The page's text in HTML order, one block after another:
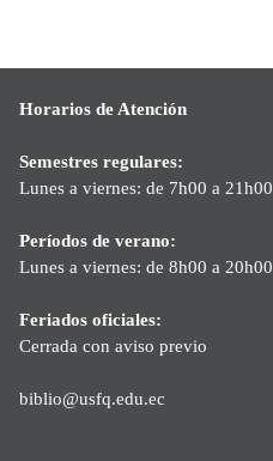
Horarios de Atención
Semestres regulares:
Lunes a viernes: de 7h00 a 21h00
Períodos de verano:
Lunes a viernes: de 8h00 a 20h00
Feriados oficiales:
Cerrada con aviso previo
biblio@usfq.edu.ec